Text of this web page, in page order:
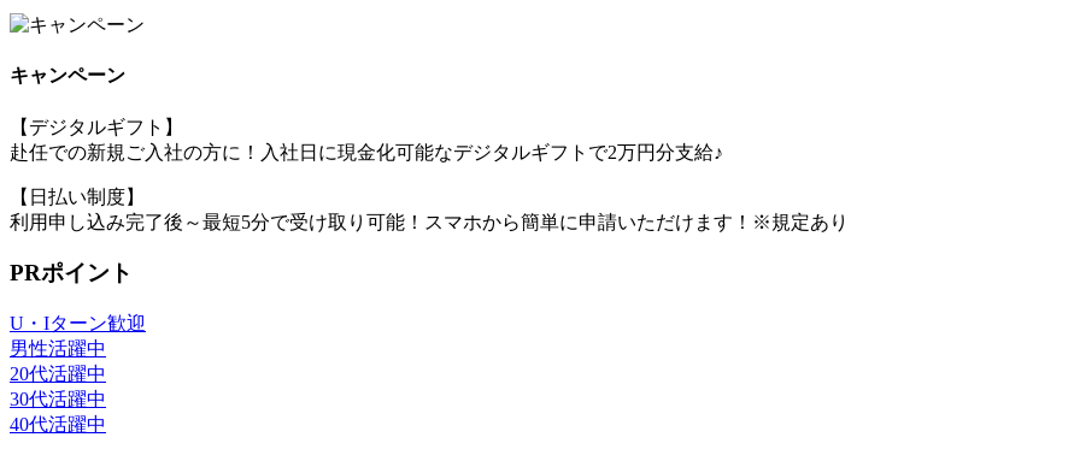
キャンペーン
【デジタルギフト】
赴任での新規ご入社の方に！入社日に現金化可能なデジタルギフトで2万円分支給♪
【日払い制度】
利用申し込み完了後～最短5分で受け取り可能！スマホから簡単に申請いただけます！※規定あり
PRポイント
U・Iターン歓迎
男性活躍中
20代活躍中
30代活躍中
40代活躍中